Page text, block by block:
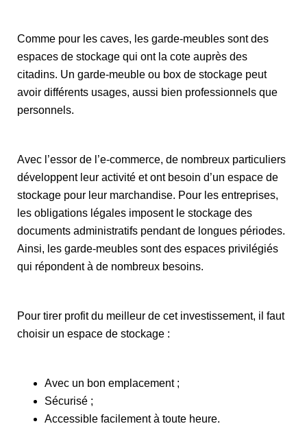
Comme pour les caves, les garde-meubles sont des
espaces de stockage qui ont la cote auprès des
citadins. Un garde-meuble ou box de stockage peut
avoir différents usages, aussi bien professionnels que
personnels.
Avec l’essor de l’e-commerce, de nombreux particuliers
développent leur activité et ont besoin d’un espace de
stockage pour leur marchandise. Pour les entreprises,
les obligations légales imposent le stockage des
documents administratifs pendant de longues périodes.
Ainsi, les garde-meubles sont des espaces privilégiés
qui répondent à de nombreux besoins.
Pour tirer profit du meilleur de cet investissement, il faut
choisir un espace de stockage :
Avec un bon emplacement ;
Sécurisé ;
Accessible facilement à toute heure.